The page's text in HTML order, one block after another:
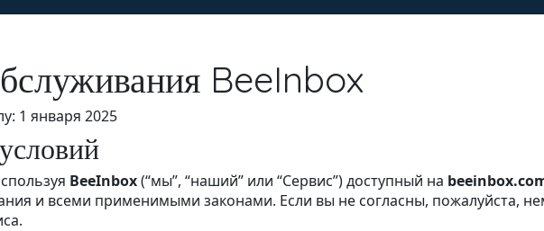
BeeInbox
1 января 2025
BeeInbox(“мы”, “наший” или “Сервис”) доступный на
и всеми применимыми законами. Если вы не согласны, пожалуйста,